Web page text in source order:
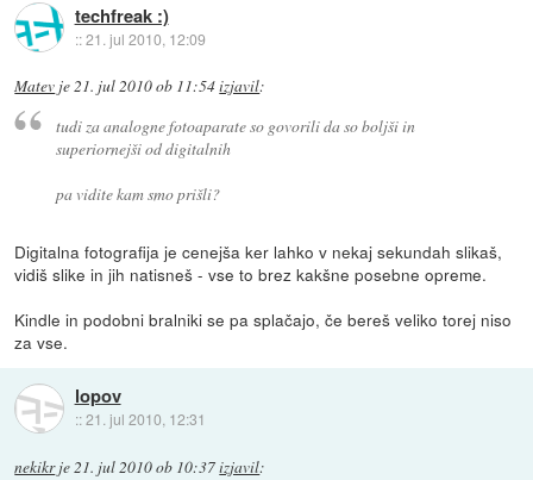
techfreak :)
::21. jul 2010, 12:09
Matev je21. jul 2010 ob 11:54izjavil:
tudi za analogne fotoaparate so govorili da so boljši in
superiornejši od digitalnih
pa vidite kam smo prišli?
Digitalna fotografija je cenejša ker lahko v nekaj sekundah slikaš,
vidiš slike in jih natisneš - vse to brez kakšne posebne opreme.
Kindle in podobni bralniki se pa splačajo, če bereš veliko torej niso
za vse.
lopov
::21. jul 2010, 12:31
nekikrje21. jul 2010 ob 10:37izjavil: